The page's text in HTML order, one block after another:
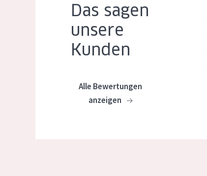
Das sagen
unsere
Kunden
Alle Bewertungen
anzeigen